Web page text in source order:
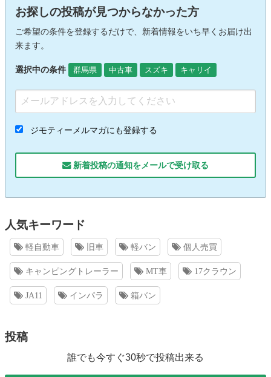
お探しの投稿が見つからなかった方
ご希望の条件を登録するだけで、新着情報をいち早くお届け出
来ます。
選択中の条件 群馬県 中古車 スズキ キャリイ
ジモティーメルマガにも登録する
新着投稿の通知をメールで受け取る
人気キーワード
軽自動車 旧車 軽バン 個人売買
キャンピングトレーラー MT車 17クラウン
JA11 インパラ 箱バン
投稿
誰でも今すぐ30秒で投稿出来る